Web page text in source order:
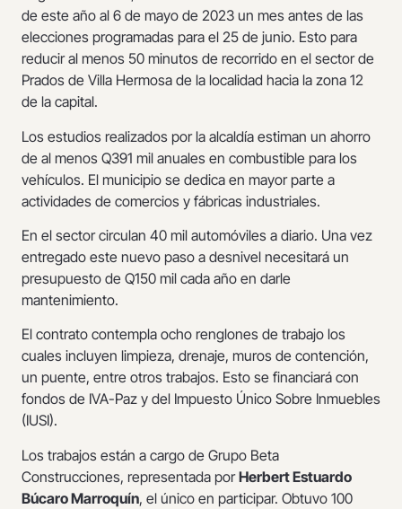
de este año al 6 de mayo de 2023 un mes antes de las
elecciones programadas para el 25 de junio. Esto para
reducir al menos 50 minutos de recorrido en el sector de
Prados de Villa Hermosa de la localidad hacia la zona 12
de la capital.
Los estudios realizados por la alcaldía estiman un ahorro
de al menos Q391 mil anuales en combustible para los
vehículos. El municipio se dedica en mayor parte a
actividades de comercios y fábricas industriales.
En el sector circulan 40 mil automóviles a diario. Una vez
entregado este nuevo paso a desnivel necesitará un
presupuesto de Q150 mil cada año en darle
mantenimiento.
El contrato contempla ocho renglones de trabajo los
cuales incluyen limpieza, drenaje, muros de contención,
un puente, entre otros trabajos. Esto se financiará con
fondos de IVA-Paz y del Impuesto Único Sobre Inmuebles
(IUSI).
Los trabajos están a cargo de Grupo Beta
Construcciones, representada porHerbert Estuardo
Búcaro Marroquín, el único en participar. Obtuvo 100